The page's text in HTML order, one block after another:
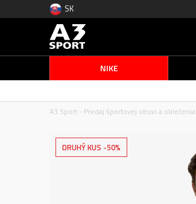
SK
NIKE
A3 Sport - Predaj športovej obuvi a oblečenia
DRUHÝ KUS -50%